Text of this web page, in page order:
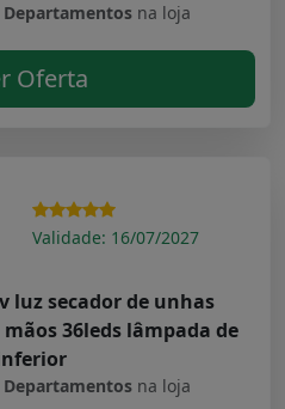
Departamentos na loja
Oferta
Validade: 16/07/2027
luz secador de unhas
36leds lâmpada de
Departamentos na loja